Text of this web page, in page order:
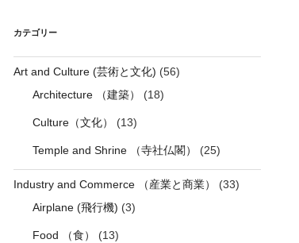
カテゴリー
Art and Culture (芸術と文化) (56)
Architecture （建築）
(18)
Culture（文化） (13)
Temple and Shrine （寺社仏閣） (25)
Industry and Commerce （産業と商業）
(33)
Airplane (飛行機) (3)
Food （食） (13)